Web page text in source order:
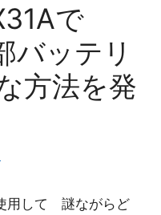
で
バッテリ
方法を発
用して 謎ながらど